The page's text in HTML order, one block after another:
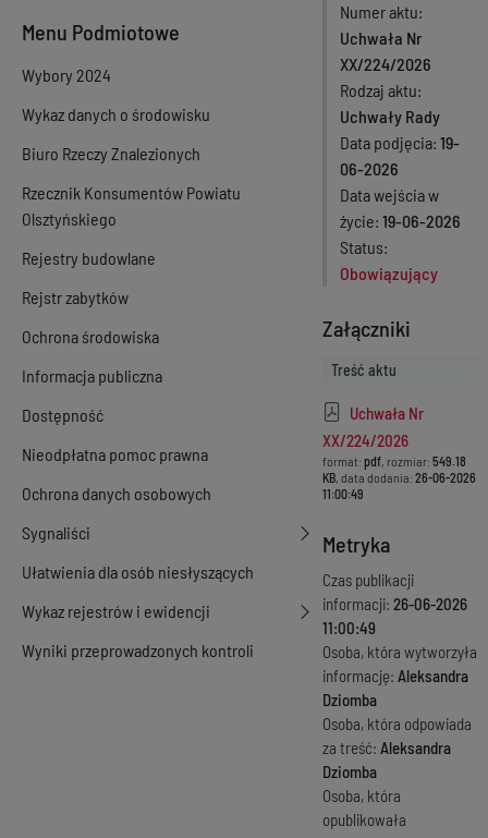
Menu Podmiotowe
Wybory 2024
Wykaz danych o środowisku
Biuro Rzeczy Znalezionych
Rzecznik Konsumentów Powiatu
Olsztyńskiego
Rejestry budowlane
Rejstr zabytków
Ochrona środowiska
Informacja publiczna
Dostępność
Nieodpłatna pomoc prawna
Ochrona danych osobowych
Sygnaliści
Ułatwienia dla osób niesłyszących
Wykaz rejestrów i ewidencji
Wyniki przeprowadzonych kontroli
Numer aktu
Uchwała Nr
XX/224/2026
Rodzaj aktu
Uchwały Rady
Data podjęcia 19-
06-2026
Data wejścia w
życie 19-06-2026
Status
Obowiązujący
Załączniki
Treść aktu
Uchwała Nr
XX/224/2026
format: pdf, rozmiar: 549.18
KB, data dodania: 26-06-2026
11:00:49
Metryka
Czas publikacji
informacji: 26-06-2026
11:00:49
Osoba, która wytworzyła
informację: Aleksandra
Dziomba
Osoba, która odpowiada
za treść: Aleksandra
Dziomba
Osoba, która
opublikowała